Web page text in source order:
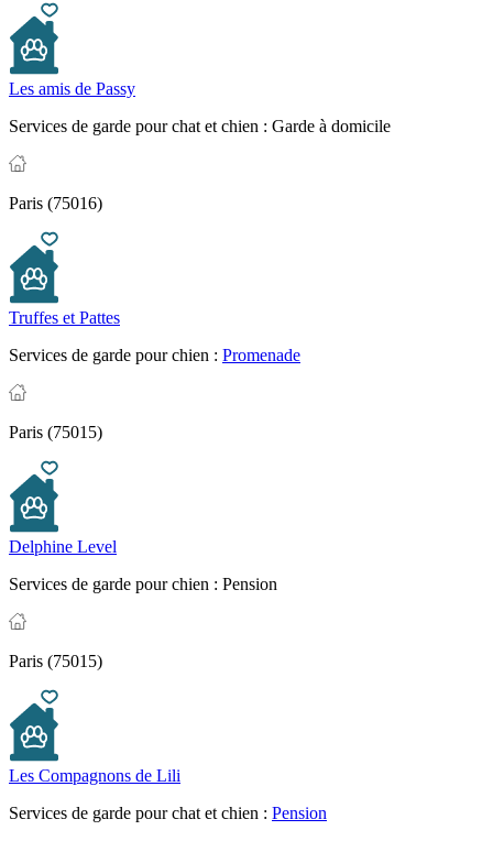
Les amis de Passy
Services de garde pour chat et chien : Garde à domicile
Paris (75016)
Truffes et Pattes
Services de garde pour chien : Promenade
Paris (75015)
Delphine Level
Services de garde pour chien : Pension
Paris (75015)
Les Compagnons de Lili
Services de garde pour chat et chien : Pension